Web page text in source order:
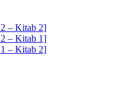
– Kitab 2]
– Kitab 1]
– Kitab 2]